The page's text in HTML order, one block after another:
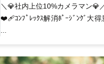
＼💎社内上位10%カメラマン💎
❤️‍🩹ｺﾝﾌﾟﾚｯｸｽ解消ﾎﾟｰｼﾞﾝｸﾞ大得
...